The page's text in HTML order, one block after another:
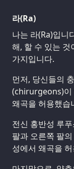
라(Ra)
나는 라(Ra)입니
해, 할 수 있는 것
가지입니다.
먼저, 당신들의
(chirurgeons)이
왜곡을 허용했습
전신 홍반성 루
팔과 오른쪽 팔
성에서 왜곡을